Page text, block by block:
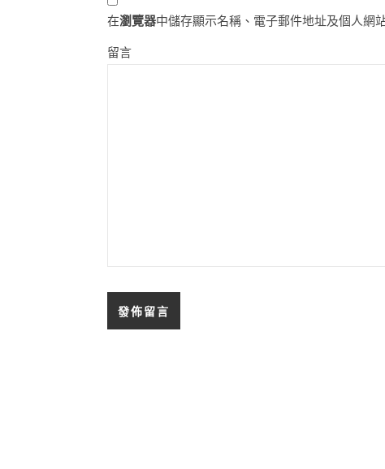
在瀏覽器中儲存顯示名稱、電子郵件地址及個人網
留言